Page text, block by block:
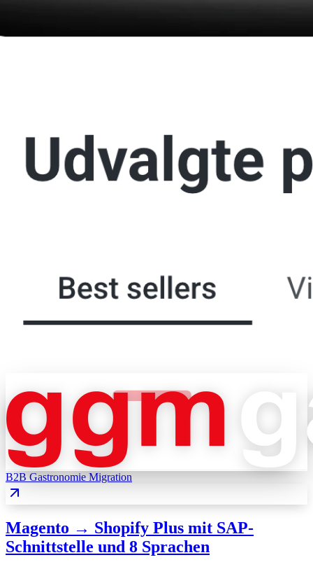
B2B Gastronomie Migration
Magento → Shopify Plus mit SAP-
Schnittstelle und 8 Sprachen